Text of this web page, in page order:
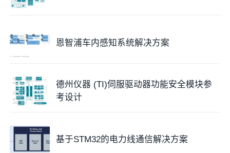
恩智浦车内感知系统解决方案
德州仪器 (TI)伺服驱动器功能安全模块参
考设计
基于STM32的电力线通信解决方案